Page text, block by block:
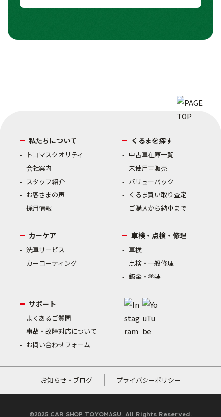
私たちについて
トヨマスクオリティ
会社案内
スタッフ紹介
お客さまの声
採用情報
くるまを探す
中古車在庫一覧
未使用車販売
バリューパック
くるま買い取り査定
ご購入から納車まで
カーケア
洗車サービス
カーコーティング
車検・点検・修理
車検
点検・一般修理
鈑金・塗装
サポート
よくあるご質問
事故・故障対応について
お問い合わせフォーム
お知らせ・ブログ プライバシーポリシー
©2025 CAR SHOP TOYOMASU. All Rights Reserved.